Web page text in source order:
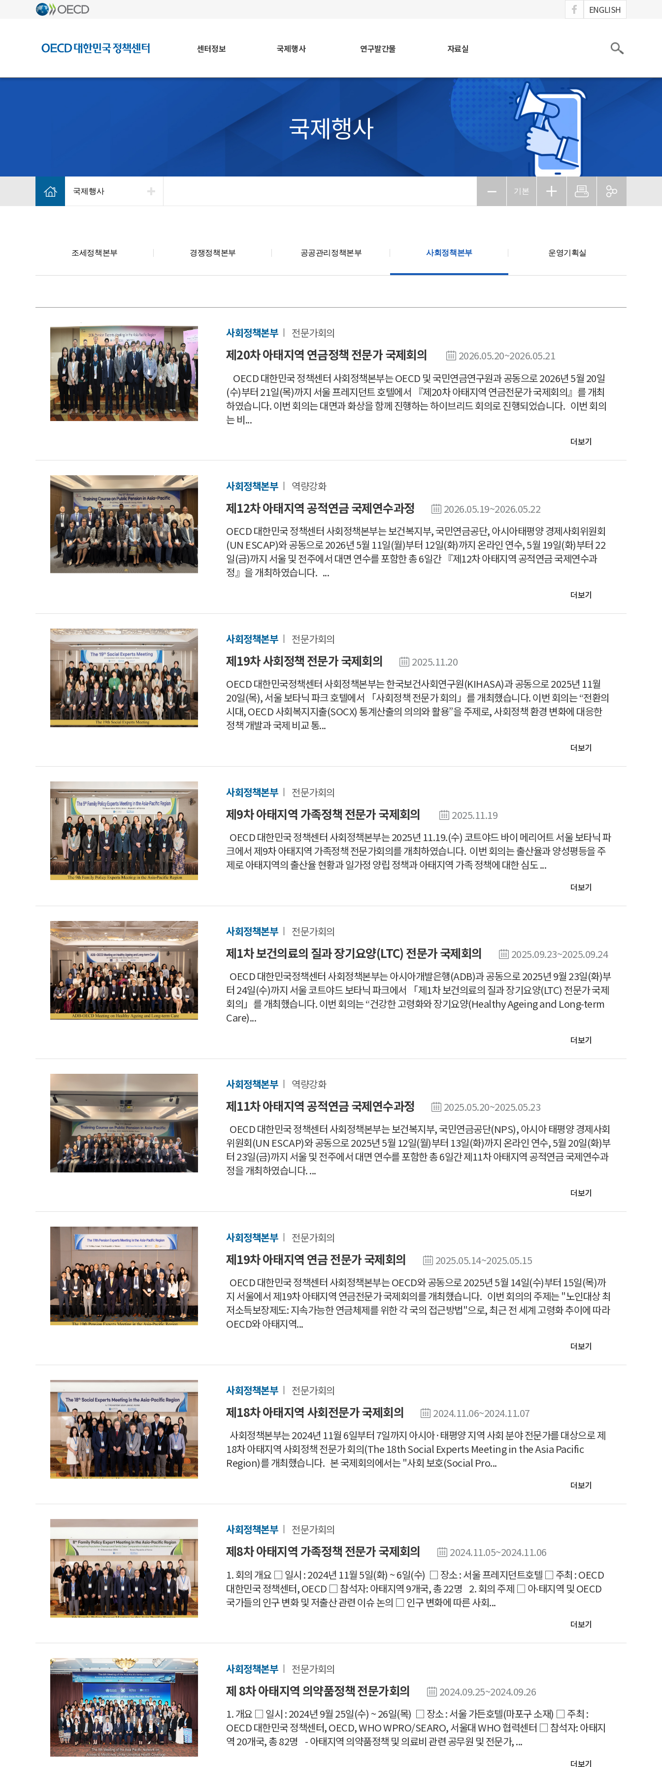
ENGLISH
검색
센터정보 국제행사 연구발간물 자료실
국제행사
국제행사 기본
조세정책본부 경쟁정책본부 공공관리정책본부 사회정책본부 운영기획실
사회정책본부 전문가회의
제20차 아태지역 연금정책 전문가 국제회의
2026.05.20~2026.05.21
OECD 대한민국 정책센터 사회정책본부는 OECD 및 국민연금연구원과 공동으로 2026년 5월 20일
(수)부터 21일(목)까지 서울 프레지던트 호텔에서 『제20차 아태지역 연금전문가 국제회의』를 개최
하였습니다. 이번 회의는 대면과 화상을 함께 진행하는 하이브리드 회의로 진행되었습니다. 이번 회의
는 비...
더보기
사회정책본부 역량강화
제12차 아태지역 공적연금 국제연수과정
2026.05.19~2026.05.22
OECD 대한민국 정책센터 사회정책본부는 보건복지부, 국민연금공단, 아시아태평양 경제사회위원회
(UN ESCAP)와 공동으로 2026년 5월 11일(월)부터 12일(화)까지 온라인 연수, 5월 19일(화)부터 22
일(금)까지 서울 및 전주에서 대면 연수를 포함한 총 6일간 『제12차 아태지역 공적연금 국제연수과
정』을 개최하였습니다. ...
더보기
사회정책본부 전문가회의
제19차 사회정책 전문가 국제회의
2025.11.20
OECD 대한민국정책센터 사회정책본부는 한국보건사회연구원(KIHASA)과 공동으로 2025년 11월
20일(목), 서울 보타닉 파크 호텔에서 「사회정책 전문가 회의」를 개최했습니다. 이번 회의는 “전환의
시대, OECD 사회복지지출(SOCX) 통계산출의 의의와 활용”을 주제로, 사회정책 환경 변화에 대응한
정책 개발과 국제 비교 통...
더보기
사회정책본부 전문가회의
제9차 아태지역 가족정책 전문가 국제회의
2025.11.19
OECD 대한민국 정책센터 사회정책본부는 2025년 11.19.(수) 코트야드 바이 메리어트 서울 보타닉 파
크에서 제9차 아태지역 가족정책 전문가회의를 개최하였습니다. 이번 회의는 출산율과 양성평등을 주
제로 아태지역의 출산율 현황과 일가정 양립 정책과 아태지역 가족 정책에 대한 심도 ...
더보기
사회정책본부 전문가회의
제1차 보건의료의 질과 장기요양(LTC) 전문가 국제회의
2025.09.23~2025.09.24
OECD 대한민국정책센터 사회정책본부는 아시아개발은행(ADB)과 공동으로 2025년 9월 23일(화)부
터 24일(수)까지 서울 코트야드 보타닉 파크에서 「제1차 보건의료의 질과 장기요양(LTC) 전문가 국제
회의」를 개최했습니다. 이번 회의는 “건강한 고령화와 장기요양(Healthy Ageing and Long-term
Care)...
더보기
사회정책본부 역량강화
제11차 아태지역 공적연금 국제연수과정
2025.05.20~2025.05.23
OECD 대한민국 정책센터 사회정책본부는 보건복지부, 국민연금공단(NPS), 아시아 태평양 경제사회
위원회(UN ESCAP)와 공동으로 2025년 5월 12일(월)부터 13일(화)까지 온라인 연수, 5월 20일(화)부
터 23일(금)까지 서울 및 전주에서 대면 연수를 포함한 총 6일간 제11차 아태지역 공적연금 국제연수과
정을 개최하였습니다. ...
더보기
사회정책본부 전문가회의
제19차 아태지역 연금 전문가 국제회의
2025.05.14~2025.05.15
OECD 대한민국 정책센터 사회정책본부는 OECD와 공동으로 2025년 5월 14일(수)부터 15일(목)까
지 서울에서 제19차 아태지역 연금전문가 국제회의를 개최했습니다. 이번 회의의 주제는 "노인대상 최
저소득보장제도: 지속가능한 연금체제를 위한 각 국의 접근방법"으로, 최근 전 세계 고령화 추이에 따라
OECD와 아태지역...
더보기
사회정책본부 전문가회의
제18차 아태지역 사회전문가 국제회의
2024.11.06~2024.11.07
사회정책본부는 2024년 11월 6일부터 7일까지 아시아·태평양 지역 사회 분야 전문가를 대상으로 제
18차 아태지역 사회정책 전문가 회의(The 18th Social Experts Meeting in the Asia Pacific
Region)를 개최했습니다. 본 국제회의에서는 "사회 보호(Social Pro...
더보기
사회정책본부 전문가회의
제8차 아태지역 가족정책 전문가 국제회의
2024.11.05~2024.11.06
1. 회의 개요 □ 일시 : 2024년 11월 5일(화) ~ 6일(수) □ 장소 : 서울 프레지던트호텔 □ 주최 : OECD
대한민국 정책센터, OECD □ 참석자: 아태지역 9개국, 총 22명 2. 회의 주제 □ 아‧태지역 및 OECD
국가들의 인구 변화 및 저출산 관련 이슈 논의 □ 인구 변화에 따른 사회...
더보기
사회정책본부 전문가회의
제 8차 아태지역 의약품정책 전문가회의
2024.09.25~2024.09.26
1. 개요 □ 일시 : 2024년 9월 25일(수) ~ 26일(목) □ 장소 : 서울 가든호텔(마포구 소재) □ 주최 :
OECD 대한민국 정책센터, OECD, WHO WPRO/SEARO, 서울대 WHO 협력센터 □ 참석자: 아태지
역 20개국, 총 82명 - 아태지역 의약품정책 및 의료비 관련 공무원 및 전문가, ...
더보기